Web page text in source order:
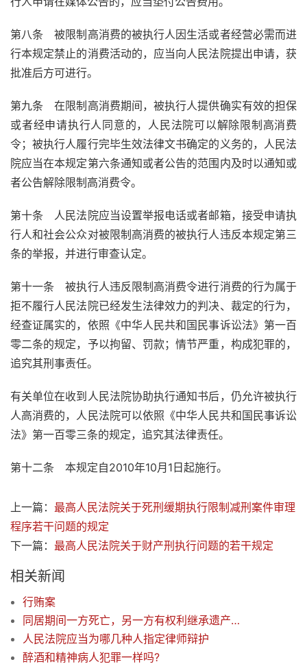
第八条 被限制高消费的被执行人因生活或者经营必需而进
行本规定禁止的消费活动的，应当向人民法院提出申请，获
批准后方可进行。
第九条 在限制高消费期间，被执行人提供确实有效的担保
或者经申请执行人同意的，人民法院可以解除限制高消费
令；被执行人履行完毕生效法律文书确定的义务的，人民法
院应当在本规定第六条通知或者公告的范围内及时以通知或
者公告解除限制高消费令。
第十条 人民法院应当设置举报电话或者邮箱，接受申请执
行人和社会公众对被限制高消费的被执行人违反本规定第三
条的举报，并进行审查认定。
第十一条 被执行人违反限制高消费令进行消费的行为属于
拒不履行人民法院已经发生法律效力的判决、裁定的行为，
经查证属实的，依照《中华人民共和国民事诉讼法》第一百
零二条的规定，予以拘留、罚款；情节严重，构成犯罪的，
追究其刑事责任。
有关单位在收到人民法院协助执行通知书后，仍允许被执行
人高消费的，人民法院可以依照《中华人民共和国民事诉讼
法》第一百零三条的规定，追究其法律责任。
第十二条 本规定自2010年10月1日起施行。
上一篇： 最高人民法院关于死刑缓期执行限制减刑案件审理
程序若干问题的规定
下一篇： 最高人民法院关于财产刑执行问题的若干规定
相关新闻
行贿案
同居期间一方死亡，另一方有权利继承遗产吗？
人民法院应当为哪几种人指定律师辩护
醉酒和精神病人犯罪一样吗?